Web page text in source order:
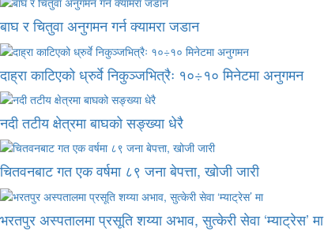
बाघ र चितुवा अनुगमन गर्न क्यामरा जडान
दाह्रा काटिएको ध्रुर्वे निकुञ्जभित्रैः १०÷१० मिनेटमा अनुगमन
नदी तटीय क्षेत्रमा बाघको सङ्ख्या धेरै
चितवनबाट गत एक वर्षमा ८९ जना बेपत्ता, खोजी जारी
भरतपुर अस्पतालमा प्रसूति शय्या अभाव, सुत्केरी सेवा ‘म्याट्रेस’ मा